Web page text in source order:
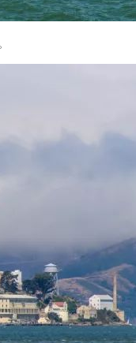
kids；⭐️⭐️⭐️ for adults